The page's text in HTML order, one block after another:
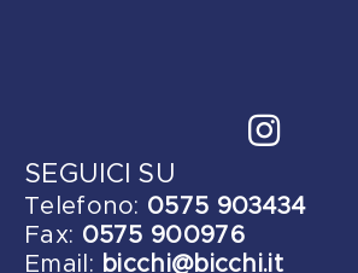
SEGUICI SU
Telefono: 0575 903434
Fax: 0575 900976
Email: bicchi@bicchi.it